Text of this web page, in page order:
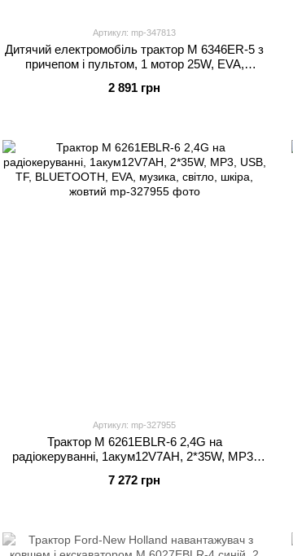
Артикул: mp-347813
Дитячий електромобіль трактор M 6346ER-5 з
причепом і пультом, 1 мотор 25W, EVA,
2 891 грн
Артикул: mp-327955
Трактор M 6261EBLR-6 2,4G на
радіокеруванні, 1акум12V7AH, 2*35W, MP3,
шкіра, жовтий
7 272 грн